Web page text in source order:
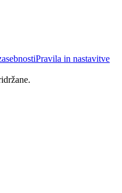
Pravila in nastavitve